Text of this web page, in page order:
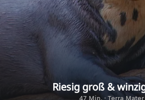
Riesig groß &
47 Min. · Terra Mater